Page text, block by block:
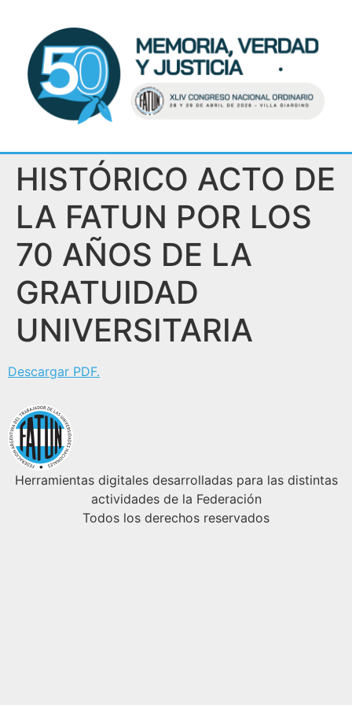
HISTÓRICO ACTO DE
LA FATUN POR LOS
70 AÑOS DE LA
GRATUIDAD
UNIVERSITARIA
Descargar PDF.
Herramientas digitales desarrolladas para las distintas
actividades de la Federación
Todos los derechos reservados